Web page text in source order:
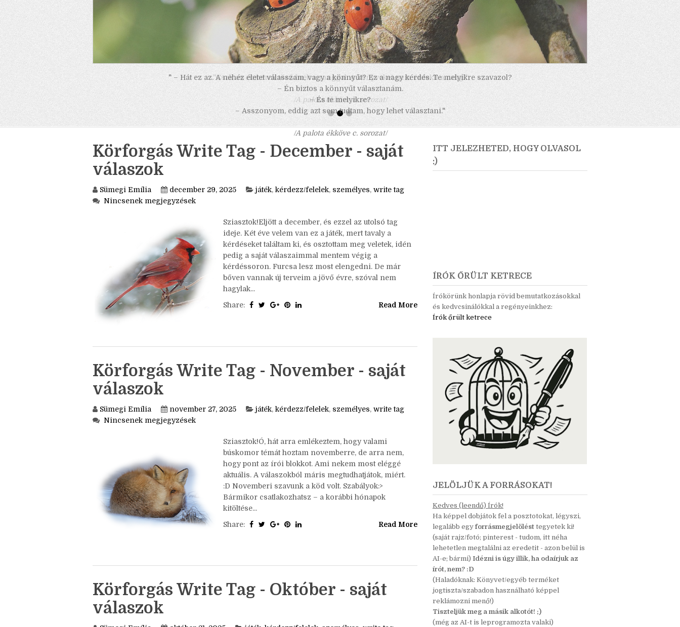
" – Hát ez az. A nehéz életet válasszam, vagy a könnyűt? Ez a nagy kérdés. Te melyikre szavazol?
– Én biztos a könnyűt választanám.
– És te melyikre?
– Asszonyom, eddig azt sem tudtam, hogy lehet választani."
/A palota ékköve c. sorozat/
Körforgás Write Tag - December - saját
válaszok
december 29, 2025 játék,kérdezz/felelek, személyes,write tag
Nincsenek megjegyzések
Sziasztok!Eljött a december, és ezzel az utolsó tag
ideje. Két éve velem van ez a játék, mert tavaly a
kérdéseket találtam ki, és osztottam meg veletek, idén
pedig a saját válaszaimmal mentem végig a
kérdéssoron. Furcsa lesz most elengedni. De már
Körforgás Write Tag - November - saját
válaszok
november 27, 2025 játék,kérdezz/felelek,személyes,write tag
Sziasztok!Ó, hát arra emlékeztem, hogy valami
búskomor témát hoztam novemberre, de arra nem,
hogy pont az írói blokkot. Ami nekem most eléggé
aktuális. A válaszokból máris megtudhatjátok, miért.
:D Novemberi szavunk a köd volt. Szabályok:>
Bármikor csatlakozhatsz – a korábbi hónapok
Körforgás Write Tag - Október - saját
ÍRÓK ŐRÜLT KETRECE
JELÖLJÜK A FORRÁSOKAT!
Kedves (leendő) Írók!
Ha képpel dobjátok fel a posztotokat, légyszi,
legalább egyforrásmegjelölésttegyetek ki!
(saját rajz/fotó; pinterest - tudom, itt néha
lehetetlen megtalálni az eredetit - azon belül is
AI-e; bármi)Idézni is úgy illik, ha odaírjuk az
írót, nem? :D
(Haladóknak: Könyvet/egyéb terméket
jogtiszta/szabadon használható képpel